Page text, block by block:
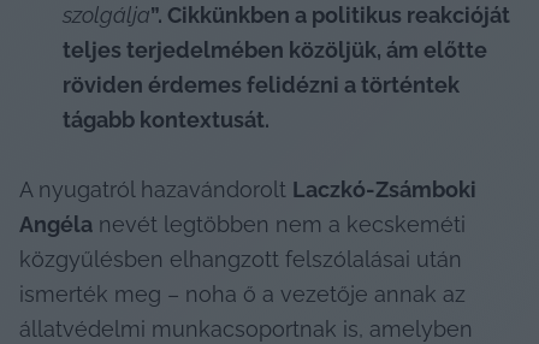
szolgálja”. Cikkünkben a politikus reakcióját
teljes terjedelmében közöljük, ám előtte
röviden érdemes felidézni a történtek
tágabb kontextusát.
A nyugatról hazavándorolt Laczkó-Zsámboki
Angéla nevét legtöbben nem a kecskeméti
közgyűlésben elhangzott felszólalásai után
ismerték meg – noha ő a vezetője annak az
állatvédelmi munkacsoportnak is, amelyben